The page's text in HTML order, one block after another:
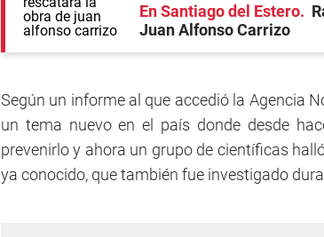
En Santiago del Estero
Juan Alfonso Carrizo
Según un informe al que accedió la Agencia
un tema nuevo en el país donde desde
prevenirlo y ahora un grupo de científicas
ya conocido, que también fue investigado